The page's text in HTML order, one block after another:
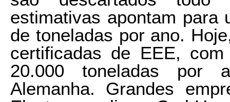
estimativas apontam
de toneladas por ano.
certificadas de EEE,
20.000 toneladas por
Alemanha. Grandes